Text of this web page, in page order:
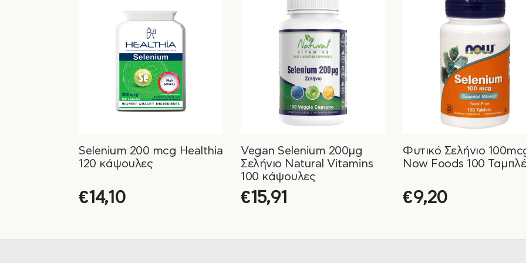
Selenium 200 mcg Healthia
120 κάψουλες
€14,10
Vegan Selenium 200μg
Σελήνιο Natural Vitamins
100 κάψουλες
€15,91
Φυτικό Σελήνιο
Now Foods 100
€9,20